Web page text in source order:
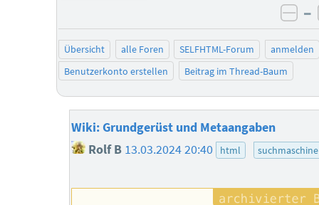
–
Übersicht alle Foren SELFHTML-Forum
anmelden
Benutzerkonto erstellen
Beitrag im Thread-Baum
Wiki: Grundgerüst und Metaangaben
Rolf B 13.03.2024 20:40 html